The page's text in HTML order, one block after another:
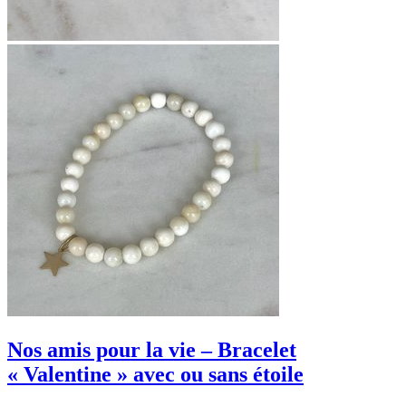
Nos amis pour la vie – Bracelet
« Valentine » avec ou sans étoile